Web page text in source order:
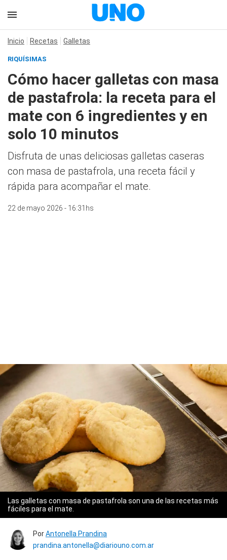
Inicio Recetas Galletas
RIQUÍSIMAS
Cómo hacer galletas con masa
de pastafrola: la receta para el
mate con 6 ingredientes y en
solo 10 minutos
Disfruta de unas deliciosas galletas caseras
con masa de pastafrola, una receta fácil y
rápida para acompañar el mate.
22 de mayo 2026 - 16:31hs
Las galletas con masa de pastafrola son una de las recetas más
fáciles para el mate.
PorAntonella Prandina
prandina.antonella@diariouno.com.ar